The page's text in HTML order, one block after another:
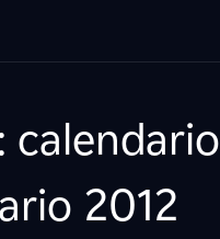
calendario
2012